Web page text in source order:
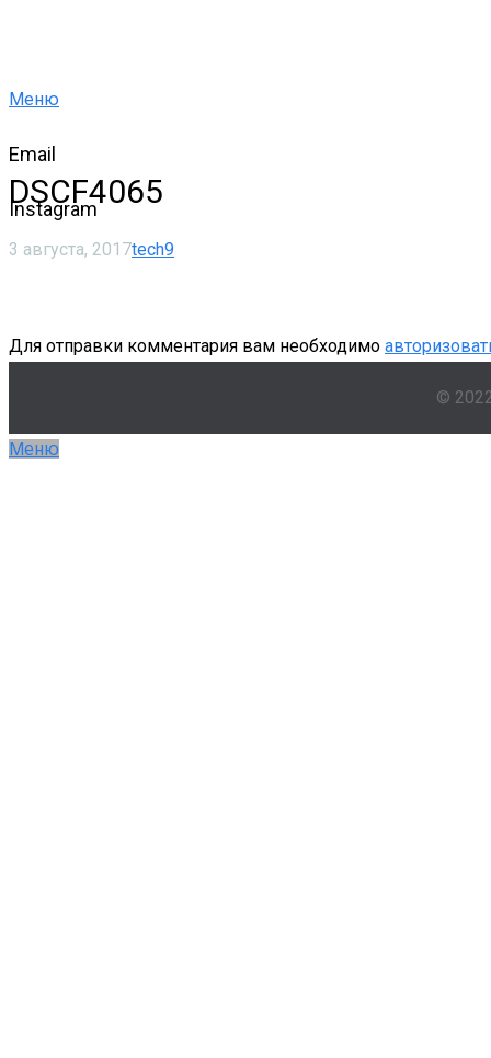
Меню
Email
Instagram
DSCF4065
3 августа, 2017tech9
Для отправки комментария вам необходимо
©
Меню